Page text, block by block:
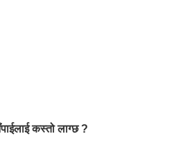
कस्तो लाग्छ ?